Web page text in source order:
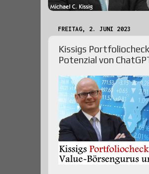
FREITAG, 2. JUNI 2023
Kissigs
Potenzial von